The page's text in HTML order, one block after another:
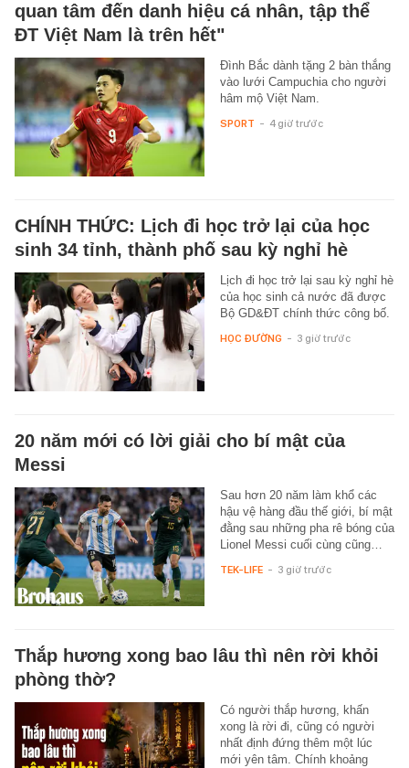
quan tâm đến danh hiệu cá nhân, tập thể
ĐT Việt Nam là trên hết"
Đình Bắc dành tặng 2 bàn thắng
vào lưới Campuchia cho người
hâm mộ Việt Nam.
SPORT - 4 giờ trước
CHÍNH THỨC: Lịch đi học trở lại của học
sinh 34 tỉnh, thành phố sau kỳ nghỉ hè
Lịch đi học trở lại sau kỳ nghỉ hè
của học sinh cả nước đã được
Bộ GD&ĐT chính thức công bố.
HỌC ĐƯỜNG - 3 giờ trước
20 năm mới có lời giải cho bí mật của
Messi
Sau hơn 20 năm làm khổ các
hậu vệ hàng đầu thế giới, bí mật
đằng sau những pha rê bóng của
Lionel Messi cuối cùng cũng…
TEK-LIFE - 3 giờ trước
Thắp hương xong bao lâu thì nên rời khỏi
phòng thờ?
Có người thắp hương, khấn
xong là rời đi, cũng có người
nhất định đứng thêm một lúc
mới yên tâm. Chính khoảng